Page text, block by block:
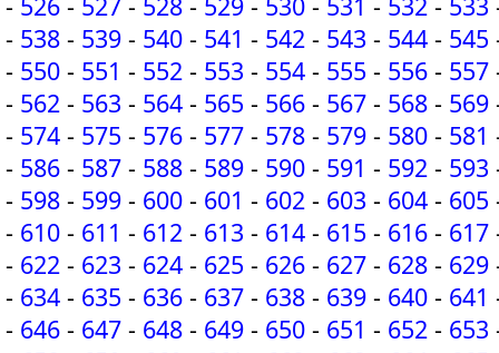
- 538 - 539 - 540 - 541 - 542 - 543 - 544 - 545
- 550 - 551 - 552 - 553 - 554 - 555 - 556 - 557
- 562 - 563 - 564 - 565 - 566 - 567 - 568 - 569
- 574 - 575 - 576 - 577 - 578 - 579 - 580 - 581
- 586 - 587 - 588 - 589 - 590 - 591 - 592 - 593
- 598 - 599 - 600 - 601 - 602 - 603 - 604 - 605
- 610 - 611 - 612 - 613 - 614 - 615 - 616 - 617
- 622 - 623 - 624 - 625 - 626 - 627 - 628 - 629
- 634 - 635 - 636 - 637 - 638 - 639 - 640 - 641
- 646 - 647 - 648 - 649 - 650 - 651 - 652 - 653